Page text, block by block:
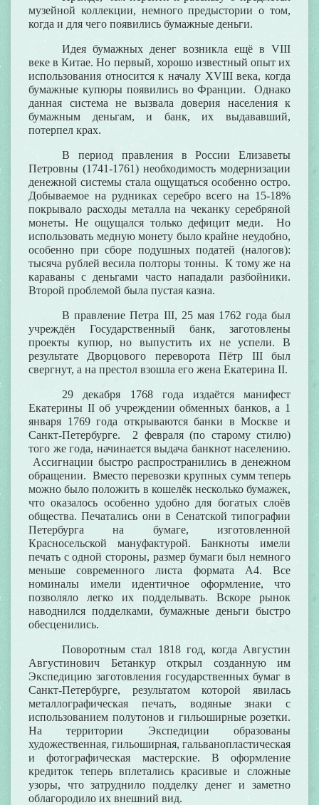
музейной коллекции, немного предыстории о том,
когда и для чего появились бумажные деньги.
Идея бумажных денег возникла ещё в VIII
веке в Китае. Но первый, хорошо известный опыт их
использования относится к началу XVIII века, когда
бумажные купюры появились во Франции. Однако
данная система не вызвала доверия населения к
бумажным деньгам, и банк, их выдававший,
потерпел крах.
В период правления в России Елизаветы
Петровны (1741-1761) необходимость модернизации
денежной системы стала ощущаться особенно остро.
Добываемое на рудниках серебро всего на 15-18%
покрывало расходы металла на чеканку серебряной
монеты. Не ощущался только дефицит меди. Но
использовать медную монету было крайне неудобно,
особенно при сборе подушных податей (налогов):
тысяча рублей весила полторы тонны. К тому же на
караваны с деньгами часто нападали разбойники.
Второй проблемой была пустая казна.
В правление Петра III, 25 мая 1762 года был
учреждён Государственный банк, заготовлены
проекты купюр, но выпустить их не успели. В
результате Дворцового переворота Пётр III был
свергнут, а на престол взошла его жена Екатерина II.
29 декабря 1768 года издаётся манифест
Екатерины II об учреждении обменных банков, а 1
января 1769 года открываются банки в Москве и
Санкт-Петербурге. 2 февраля (по старому стилю)
того же года, начинается выдача банкнот населению.
Ассигнации быстро распространились в денежном
обращении. Вместо перевозки крупных сумм теперь
можно было положить в кошелёк несколько бумажек,
что оказалось особенно удобно для богатых слоёв
общества. Печатались они в Сенатской типографии
Петербурга на бумаге, изготовленной
Красносельской мануфактурой. Банкноты имели
печать с одной стороны, размер бумаги был немного
меньше современного листа формата А4. Все
номиналы имели идентичное оформление, что
позволяло легко их подделывать. Вскоре рынок
наводнился подделками, бумажные деньги быстро
обесценились.
Поворотным стал 1818 год, когда Августин
Августинович Бетанкур открыл созданную им
Экспедицию заготовления государственных бумаг в
Санкт-Петербурге, результатом которой явилась
металлографическая печать, водяные знаки с
использованием полутонов и гильоширные розетки.
На территории Экспедиции образованы
художественная, гильоширная, гальванопластическая
и фотографическая мастерские. В оформление
кредиток теперь вплетались красивые и сложные
узоры, что затруднило подделку денег и заметно
облагородило их внешний вид.